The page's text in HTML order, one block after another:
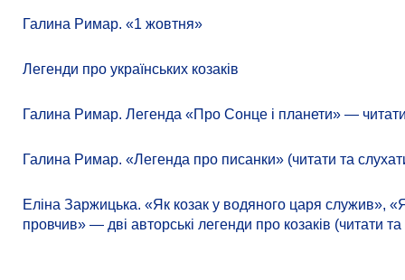
Галина Римар. «1 жовтня»
Легенди про українських козаків
Галина Римар. Легенда «Про Сонце і планети» — читати
Галина Римар. «Легенда про писанки» (читати та
Еліна Заржицька. «Як козак у водяного царя служив»,
провчив» — дві авторські легенди про козаків (читати